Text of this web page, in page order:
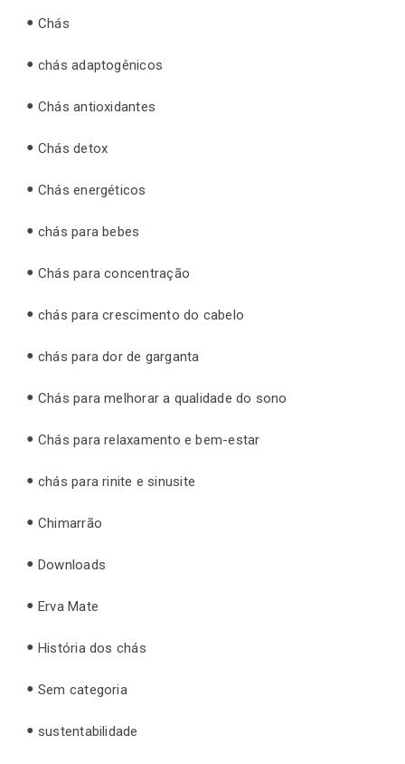
Chás
chás adaptogênicos
Chás antioxidantes
Chás detox
Chás energéticos
chás para bebes
Chás para concentração
chás para crescimento do cabelo
chás para dor de garganta
Chás para melhorar a qualidade do sono
Chás para relaxamento e bem-estar
chás para rinite e sinusite
Chimarrão
Downloads
Erva Mate
História dos chás
Sem categoria
sustentabilidade